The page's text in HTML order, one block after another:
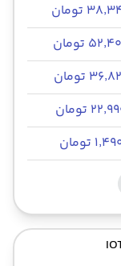
تومان
تومان
تومان
تومان
تومان